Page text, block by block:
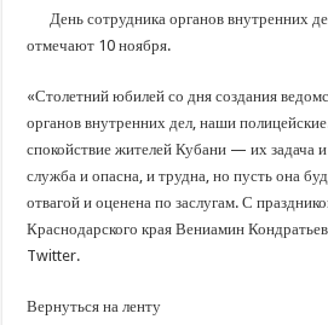
Важные правила обращения в вашу
Стартовал прием заявок на 20-й
День сотрудника органов внутренних
отмечают 10 ноября.
«Столетний юбилей со дня создания
органов внутренних дел, наши
спокойствие жителей Кубани — их задача
служба и опасна, и трудна, но пусть она
отвагой и оценена по заслугам. С
Краснодарского края Вениамин
Twitter.
Вернуться на ленту